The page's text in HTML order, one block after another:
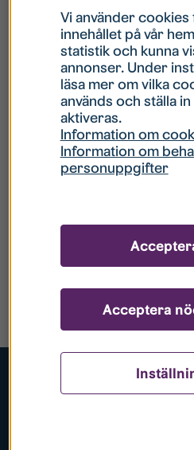
Populära sidor
Vi använder
innehållet på vår
statistik och kunna
annonser. Under
läsa mer om vilka
används och ställa
aktiveras.
Information om
Information om
personuppgifter
Acceptera